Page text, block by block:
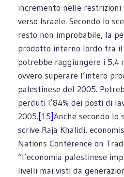
incremento nelle
verso Israele. Secondo lo
resto non improbabile, la
prodotto interno lordo fra
potrebbe raggiungere i 5,4
ovvero superare l’intero
palestinese del 2005.
perduti l’84% dei posti di
2005.[15]Anche secondo lo
scrive Raja Khalidi,
Nations Conference on
“l’economia palestinese
livelli mai visti da